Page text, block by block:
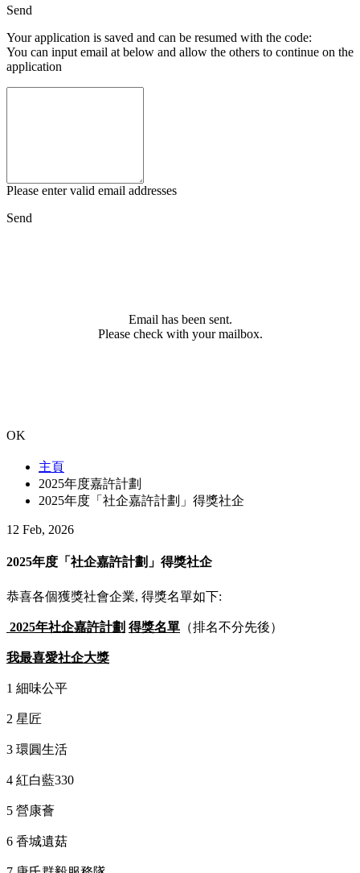
Send
Your application is saved and can be resumed with the code:
You can input email at below and allow the others to continue on the
application
Please enter valid email addresses
Send
Email has been sent.
Please check with your mailbox.
OK
主頁
2025年度嘉許計劃
2025年度「社企嘉許計劃」得獎社企
12 Feb, 2026
2025年度「社企嘉許計劃」得獎社企
恭喜各個獲獎社會企業, 得獎名單如下:
2025年社企嘉許計劃 得獎名單 （排名不分先後）
我最喜愛社企大獎
1 細味公平
2 星匠
3 環圓生活
4 紅白藍330
5 營康薈
6 香城遺菇